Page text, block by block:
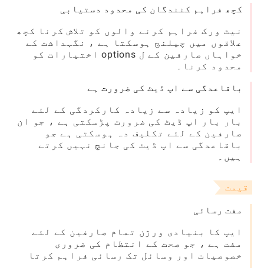
کچھ فراہم کنندگان کی محدود دستیابی
نیٹ ورک فراہم کرنے والوں کو تلاش کرنا کچھ
علاقوں میں چیلنج ہوسکتا ہے ، نگہداشت کے
خواہاں صارفین کے ل options اختیارات کو
محدود کرنا۔
باقاعدگی سے اپ ڈیٹ کی ضرورت ہے
ایپ کو زیادہ سے زیادہ کارکردگی کے لئے
بار بار اپ ڈیٹ کی ضرورت پڑسکتی ہے ، جو ان
صارفین کے لئے تکلیف دہ ہوسکتی ہے جو
باقاعدگی سے اپ ڈیٹ کی جانچ نہیں کرتے
ہیں۔
قیمت
مفت رسائی
ایپ کا بنیادی ورژن تمام صارفین کے لئے
مفت ہے ، جو صحت کے انتظام کی ضروری
خصوصیات اور وسائل تک رسائی فراہم کرتا